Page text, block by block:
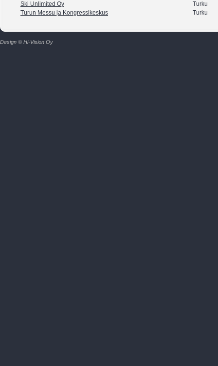
Ski Unlimited Oy
Turku
Turun Messu ja Kongressikeskus
Turku
Design © Hi-Vision Oy